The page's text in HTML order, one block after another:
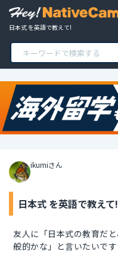
日本式 を英語で教えて!
ikumiさん
日本式 を英語で教えて!
友人に「日本式の教育だ
般的かな」と言いたいです